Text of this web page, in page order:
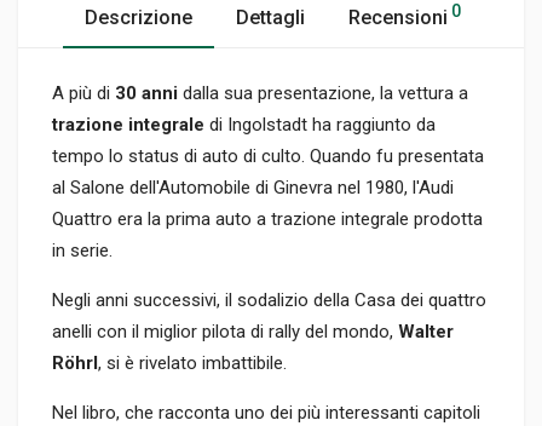
Descrizione Dettagli Recensioni 0
A più di 30 anni dalla sua presentazione, la vettura a
trazione integrale di Ingolstadt ha raggiunto da
tempo lo status di auto di culto. Quando fu presentata
al Salone dell'Automobile di Ginevra nel 1980, l'Audi
Quattro era la prima auto a trazione integrale prodotta
in serie.
Negli anni successivi, il sodalizio della Casa dei quattro
anelli con il miglior pilota di rally del mondo, Walter
Röhrl, si è rivelato imbattibile.
Nel libro, che racconta uno dei più interessanti capitoli